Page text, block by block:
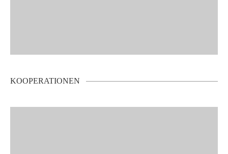
KOOPERATIONEN